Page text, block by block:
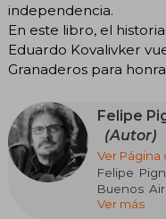
independencia.
En este libro, el
Eduardo Kovalivker
Granaderos para
Felipe
(Autor)
Ver Página
Felipe
Buenos
egresado
Ver más